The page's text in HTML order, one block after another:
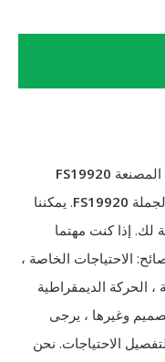
FS19920
FS19920. يمكننا
لك. إذا كنت مهتما
الاحتياجات الخاصة ،
الحركة الديمقراطية
وغيرها ، يرجى
الاحتياجات. نحن